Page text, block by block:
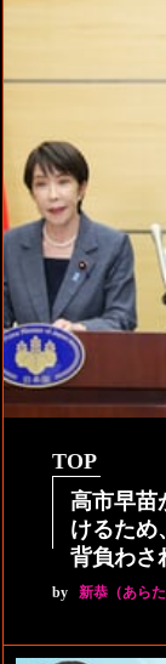
TOP
高市早苗
けるため
背負わさ
by 新恭（あら